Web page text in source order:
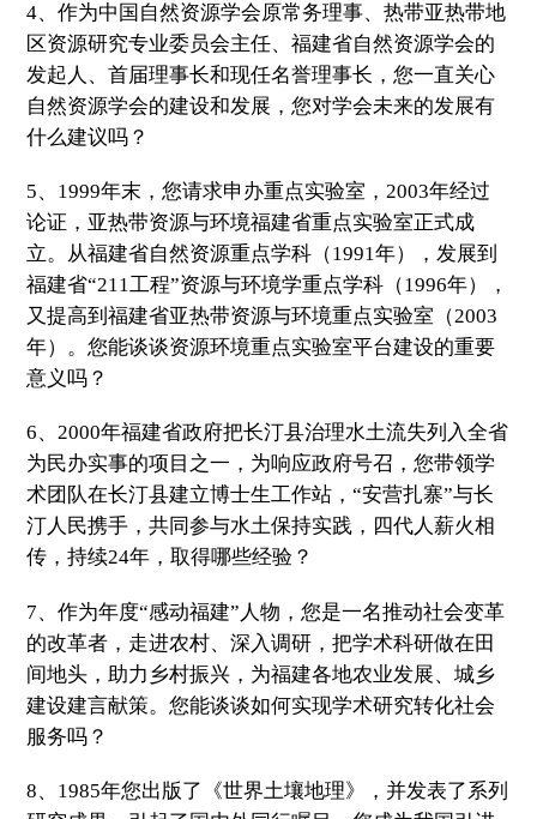
4、作为中国自然资源学会原常务理事、热带亚热带地
区资源研究专业委员会主任、福建省自然资源学会的
发起人、首届理事长和现任名誉理事长，您一直关心
自然资源学会的建设和发展，您对学会未来的发展有
什么建议吗？
5、 1999年末，您请求申办重点实验室，2003年经过
论证，亚热带资源与环境福建省重点实验室正式成
立。从福建省自然资源重点学科（1991年），发展到
福建省“211工程”资源与环境学重点学科（1996年），
又提高到福建省亚热带资源与环境重点实验室（2003
年）。您能谈谈资源环境重点实验室平台建设的重要
意义吗？
6、2000年福建省政府把长汀县治理水土流失列入全省
为民办实事的项目之一，为响应政府号召，您带领学
术团队在长汀县建立博士生工作站，“安营扎寨”与长
汀人民携手，共同参与水土保持实践，四代人薪火相
传，持续24年，取得哪些经验？
7、作为年度“感动福建”人物，您是一名推动社会变革
的改革者，走进农村、深入调研，把学术科研做在田
间地头，助力乡村振兴，为福建各地农业发展、城乡
建设建言献策。您能谈谈如何实现学术研究转化社会
服务吗？
8、 1985年您出版了《世界土壤地理》，并发表了系列